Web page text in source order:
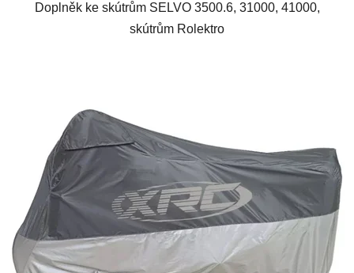
Doplněk ke skútrům SELVO 3500.6, 31000, 41000,
skútrům Rolektro